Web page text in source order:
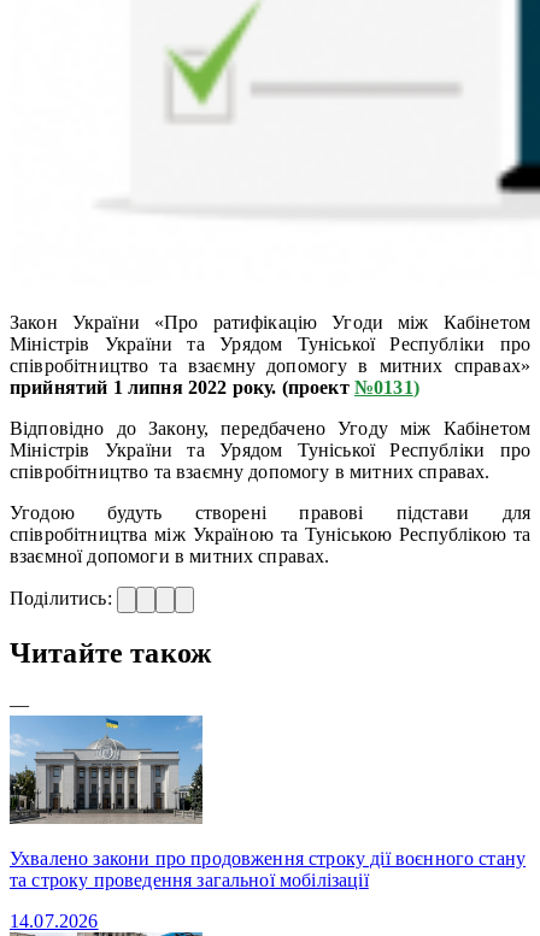
Закон України «Про ратифікацію Угоди між Кабінетом
Міністрів України та Урядом Туніської Республіки про
співробітництво та взаємну допомогу в митних справах»
прийнятий 1 липня 2022 року. (проект №0131)
Відповідно до Закону, передбачено Угоду між Кабінетом
Міністрів України та Урядом Туніської Республіки про
співробітництво та взаємну допомогу в митних справах.
Угодою будуть створені правові підстави для
співробітництва між Україною та Туніською Республікою та
взаємної допомоги в митних справах.
Поділитись:
Читайте також
—
Ухвалено закони про продовження строку дії воєнного стану
та строку проведення загальної мобілізації
14.07.2026